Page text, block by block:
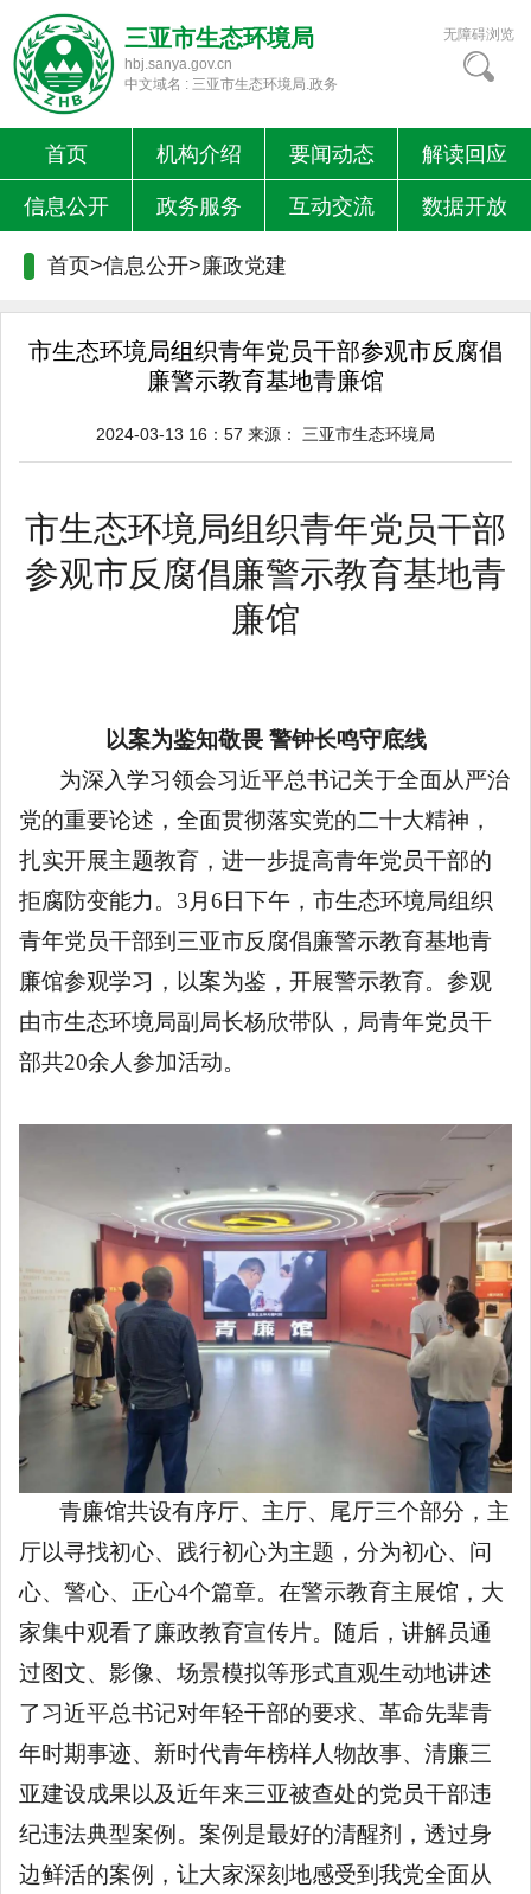
三亚市生态环境局
hbj.sanya.gov.cn
中文域名 : 三亚市生态环境局.政务
无障碍浏览
首页 机构介绍 要闻动态 解读回应
信息公开 政务服务 互动交流 数据开放
首页>信息公开>廉政党建
市生态环境局组织青年党员干部参观市反腐倡
廉警示教育基地青廉馆
2024-03-13 16：57 来源： 三亚市生态环境局
市生态环境局组织青年党员干部
参观市反腐倡廉警示教育基地青
廉馆
以案为鉴知敬畏 警钟长鸣守底线
为深入学习领会习近平总书记关于全面从严治
党的重要论述，全面贯彻落实党的二十大精神，
扎实开展主题教育，进一步提高青年党员干部的
拒腐防变能力。 3月6日下午，市生态环境局组织
青年党员干部到三亚市反腐倡廉警示教育基地青
廉馆参观学习，以案为鉴，开展警示教育。参观
由市生态环境局副局长杨欣带队，局青年党员干
部共20余人参加活动。
青廉馆共设有序厅、主厅、尾厅三个部分，主
厅以寻找初心、践行初心为主题，分为初心、问
心、警心、正心4个篇章。在警示教育主展馆，大
家集中观看了廉政教育宣传片。随后，讲解员通
过图文、影像、场景模拟等形式直观生动地讲述
了习近平总书记对年轻干部的要求、革命先辈青
年时期事迹、新时代青年榜样人物故事、清廉三
亚建设成果以及近年来三亚被查处的党员干部违
纪违法典型案例。案例是最好的清醒剂，透过身
边鲜活的案例，让大家深刻地感受到我党全面从